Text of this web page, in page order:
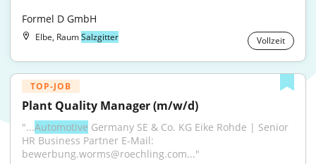
Formel D GmbH
Elbe, RaumSalzgitter Vollzeit
TOP-JOB
Plant Quality Manager (m/w/d)
"...Automotive Germany SE & Co. KG Eike Rohde | Senior
HR Business Partner E-Mail:
bewerbung.worms@roechling.com..."